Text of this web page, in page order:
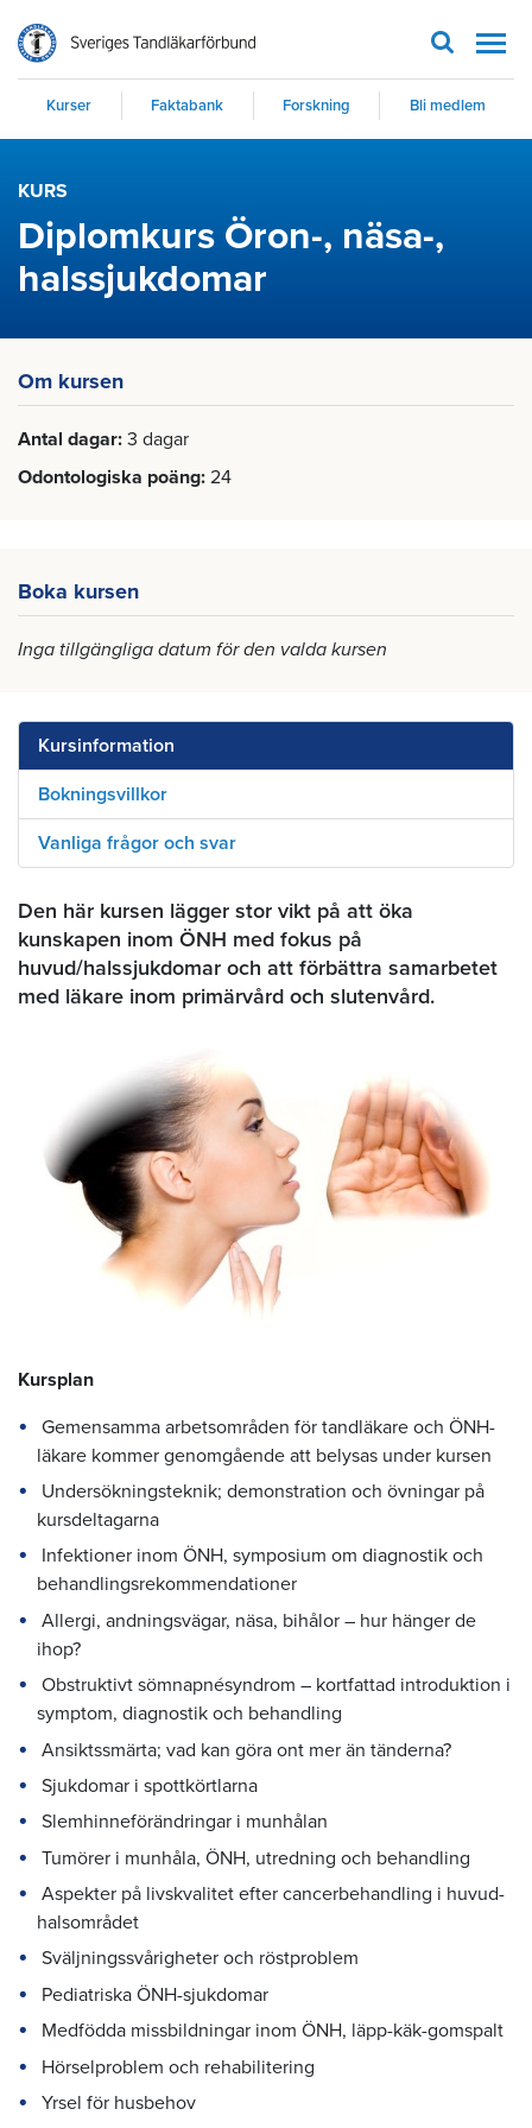
Kurser Faktabank Forskning Bli medlem
KURS
Diplomkurs Öron-, näsa-,
halssjukdomar
Om kursen
Antal dagar 3 dagar
Odontologiska poäng 24
Boka kursen
Inga tillgängliga datum för den valda kursen
Kursinformation
Bokningsvillkor
Vanliga frågor och svar
Den här kursen lägger stor vikt på att öka
kunskapen inom ÖNH med fokus på
huvud/halssjukdomar och att förbättra samarbetet
med läkare inom primärvård och slutenvård.
Kursplan
Gemensamma arbetsområden för tandläkare och ÖNH-
läkare kommer genomgående att belysas under kursen
Undersökningsteknik; demonstration och övningar på
kursdeltagarna
Infektioner inom ÖNH, symposium om diagnostik och
behandlingsrekommendationer
Allergi, andningsvägar, näsa, bihålor – hur hänger de
ihop?
Obstruktivt sömnapnésyndrom – kortfattad introduktion i
symptom, diagnostik och behandling
Ansiktssmärta; vad kan göra ont mer än tänderna?
Sjukdomar i spottkörtlarna
Slemhinneförändringar i munhålan
Tumörer i munhåla, ÖNH, utredning och behandling
Aspekter på livskvalitet efter cancerbehandling i huvud-
halsområdet
Sväljningssvårigheter och röstproblem
Pediatriska ÖNH-sjukdomar
Medfödda missbildningar inom ÖNH, läpp-käk-gomspalt
Hörselproblem och rehabilitering
Yrsel för husbehov